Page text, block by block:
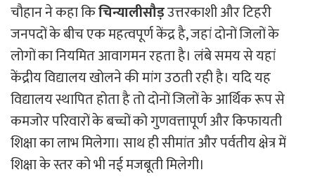
चौहान ने कहा किचिन्यालीसौड़उत्तरकाशी और टिहरी
जनपदों के बीच एक महत्वपूर्ण केंद्र है, जहां दोनों जिलों के
लोगों का नियमित आवागमन रहता है। लंबे समय से यहां
केंद्रीय विद्यालय खोलने की मांग उठती रही है। यदि यह
विद्यालय स्थापित होता है तो दोनों जिलों के आर्थिक रूप से
कमजोर परिवारों के बच्चों को गुणवत्तापूर्ण और किफायती
शिक्षा का लाभ मिलेगा। साथ ही सीमांत और पर्वतीय क्षेत्र में
शिक्षा के स्तर को भी नई मजबूती मिलेगी।